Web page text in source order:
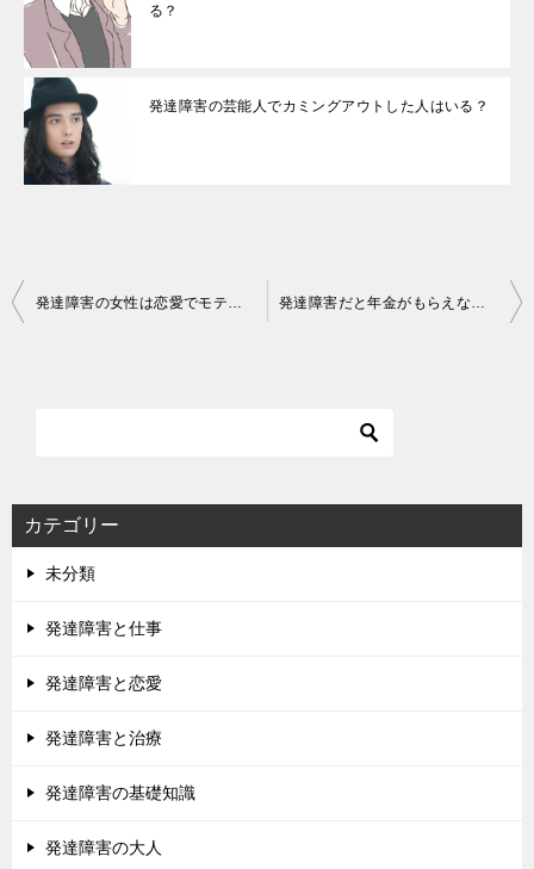
る？
発達障害の芸能人でカミングアウトした人はいる？
投
シ
ョ
発達障害の女性は恋愛でモテる？ 発達障害だと年金がもらえない？
カテゴリー
未分類
発達障害と仕事
発達障害と恋愛
発達障害と治療
発達障害の基礎知識
発達障害の大人